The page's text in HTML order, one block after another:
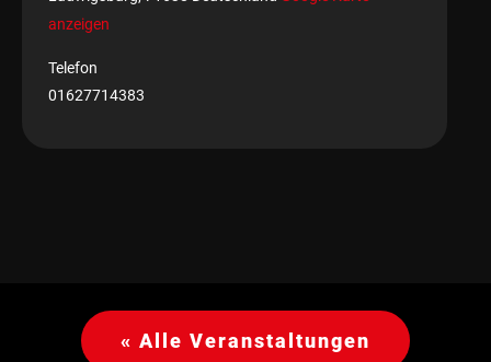
anzeigen
Telefon
01627714383
« Alle Veranstaltungen